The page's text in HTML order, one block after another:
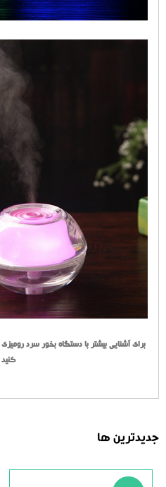
برای آشنایی بیشتر با دستگاه بخور سرد
کنید
جدیدترین ها